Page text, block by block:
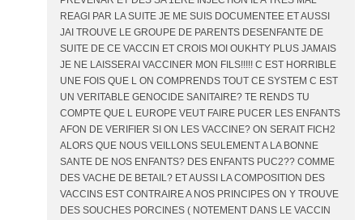
REAGI PAR LA SUITE JE ME SUIS DOCUMENTEE ET AUSSI
JAI TROUVE LE GROUPE DE PARENTS DESENFANTE DE
SUITE DE CE VACCIN ET CROIS MOI OUKHTY PLUS JAMAIS
JE NE LAISSERAI VACCINER MON FILS!!!!! C EST HORRIBLE
UNE FOIS QUE L ON COMPRENDS TOUT CE SYSTEM C EST
UN VERITABLE GENOCIDE SANITAIRE? TE RENDS TU
COMPTE QUE L EUROPE VEUT FAIRE PUCER LES ENFANTS
AFON DE VERIFIER SI ON LES VACCINE? ON SERAIT FICH2
ALORS QUE NOUS VEILLONS SEULEMENT A LA BONNE
SANTE DE NOS ENFANTS? DES ENFANTS PUC2?? COMME
DES VACHE DE BETAIL? ET AUSSI LA COMPOSITION DES
VACCINS EST CONTRAIRE A NOS PRINCIPES ON Y TROUVE
DES SOUCHES PORCINES ( NOTEMENT DANS LE VACCIN